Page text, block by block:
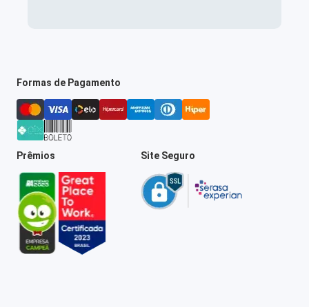
Formas de Pagamento
Prêmios Site Seguro